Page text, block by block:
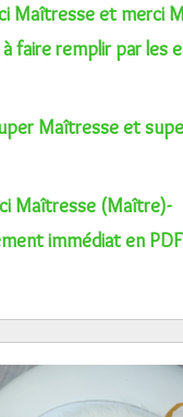
Maîtresse et merci
faire remplir par les
Maîtresse et
Maîtresse (Maître)-
immédiat en PDF